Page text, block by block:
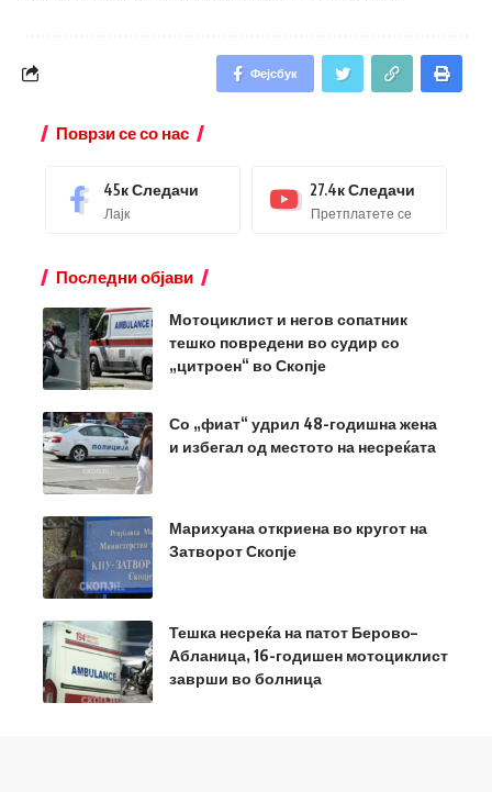
Фејсбук
Поврзи се со нас
45кСледачи
Лајк
27.4кСледачи
Претплатете се
Последни објави
Мотоциклист и негов сопатник
тешко повредени во судир со
„цитроен“ во Скопје
Со „фиат“ удрил 48-годишна жена
и избегал од местото на несреќата
Марихуана откриена во кругот на
Затворот Скопје
Тешка несреќа на патот Берово–
Абланица, 16-годишен мотоциклист
заврши во болница